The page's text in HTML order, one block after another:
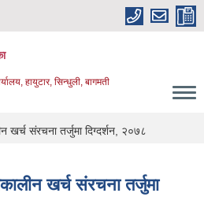
हायुटार, सिन्धुली, बागमती
खर्च संरचना तर्जुमा दिग्दर्शन, २०७८
खर्च संरचना तर्जुमा